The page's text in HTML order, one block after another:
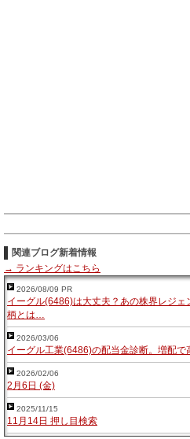
関連ブログ新着情報
→ ランキングはこちら
2026/08/09 PR
イーグル(6486)は大丈夫？あの株界レジ
柄とは…
2026/03/06
イーグル工業(6486)の配当金診断。増配で
2026/02/06
2月6日 (金)
2025/11/15
11月14日 押し目検索